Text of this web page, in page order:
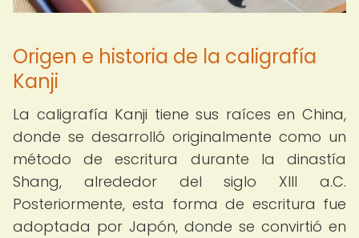
Origen e historia de la caligrafía
Kanji
La caligrafía Kanji tiene sus raíces en China,
donde se desarrolló originalmente como un
método de escritura durante la dinastía
Shang, alrededor del siglo XIII a.C.
Posteriormente, esta forma de escritura fue
adoptada por Japón, donde se convirtió en